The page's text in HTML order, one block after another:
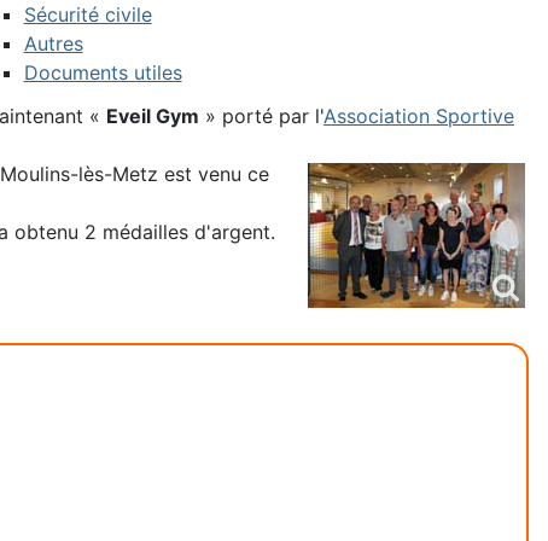
Sécurité civile
Autres
Documents utiles
« Eveil Gym » porté par l'Association Sportive
lès-Metz est venu ce
obtenu 2 médailles d'argent.